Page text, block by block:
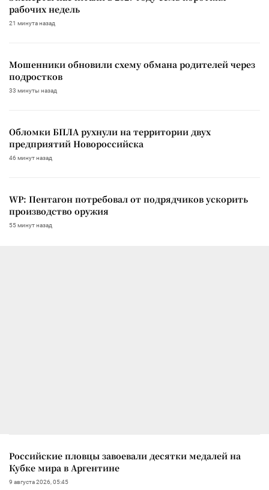
рабочих недель
21 минута назад
Мошенники обновили схему обмана родителей через
подростков
33 минуты назад
Обломки БПЛА рухнули на территории двух
предприятий Новороссийска
46 минут назад
WP: Пентагон потребовал от подрядчиков ускорить
производство оружия
55 минут назад
Российские пловцы завоевали десятки медалей на
Кубке мира в Аргентине
9 августа 2026, 05:45